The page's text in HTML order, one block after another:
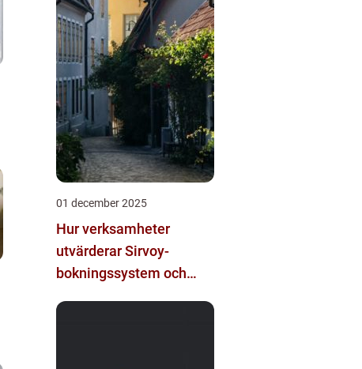
01 december 2025
Hur verksamheter
utvärderar Sirvoy-
bokningssystem och